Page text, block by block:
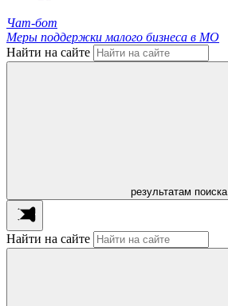
Чат-бот
Меры поддержки малого бизнеса в МО
Найти на сайте
результатам поиска
Найти на сайте